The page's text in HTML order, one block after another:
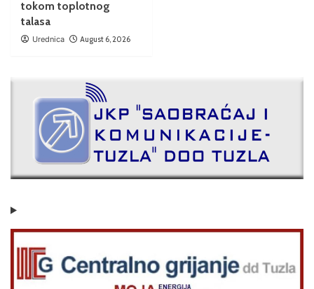
tokom toplotnog
talasa
Urednica August 6, 2026